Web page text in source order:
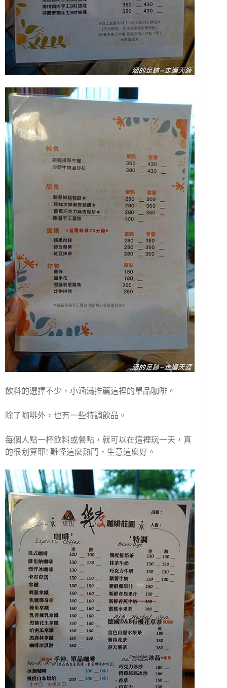
飲料的選擇不少，小涵滿推薦這裡的單品咖啡。
除了咖啡外，也有一些特調飲品。
每個人點一杯飲料或餐點，就可以在這裡玩一天，真
的很划算耶! 難怪這麼熱門，生意這麼好。